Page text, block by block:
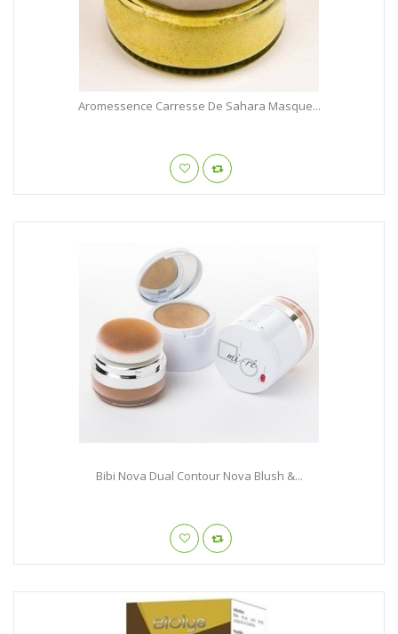
Aromessence Carresse De Sahara Masque...
Bibi Nova Dual Contour Nova Blush &...